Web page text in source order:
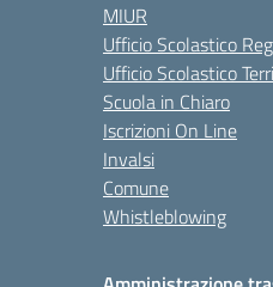
MIUR
Ufficio Scolastico
Ufficio Scolastico
Scuola in Chiaro
Iscrizioni On Line
Invalsi
Comune
Whistleblowing